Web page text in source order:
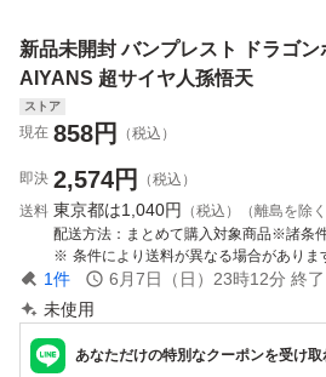
イズ★未開封品
新品未開封 バンプレスト ドラゴ
AIYANS 超サイヤ人孫悟天
ストア
現在 858円 （税込）
即決 2,574円
（税込）
送料 東京都は1,040円
（税込）（離島を除く
配送方法
まとめて購入対象商品※諸条
条件により送料が異なる場合がありま
1件 6月7日（日）23時12分 終了
未使用
あなただけの特別なクーポンを受け取